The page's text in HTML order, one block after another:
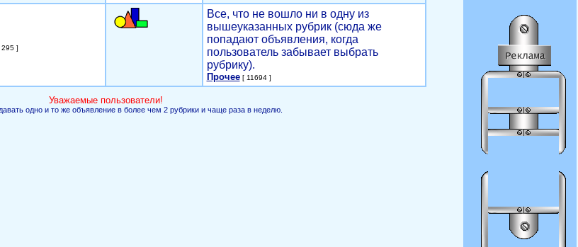
]
Все, что не вошло ни в одну из
вышеуказанных рубрик (сюда же
попадают объявления, когда
пользователь забывает выбрать
рубрику).
Прочее[ 11694 ]
Уважаемые пользователи!
одно и то же объявление в более чем 2 рубрики и чаще раза в неделю.